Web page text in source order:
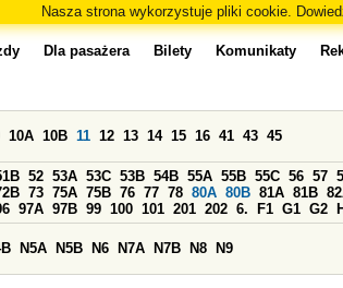
Nasza strona wykorzystuje pliki cookie.
Dla pasażera Bilety Komunikaty
10A 10B 11 12 13 14 15 16 41 43 45
52 53A 53C 53B 54B 55A 55B 55C 56 57
73 75A 75B 76 77 78 80A 80B 81A 81B
97A 97B 99 100 101 201 202 6. F1 G1 G2 H
N5A N5B N6 N7A N7B N8 N9